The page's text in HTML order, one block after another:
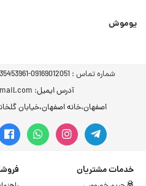
یوموش
شماره تماس : 09169012051-09135453961-03134381405-09390154754
آدرس ایمیل: habibi.sepas@gmail.com
اصفهان،خانه اصفهان،خیابان
خدمات مشتریان